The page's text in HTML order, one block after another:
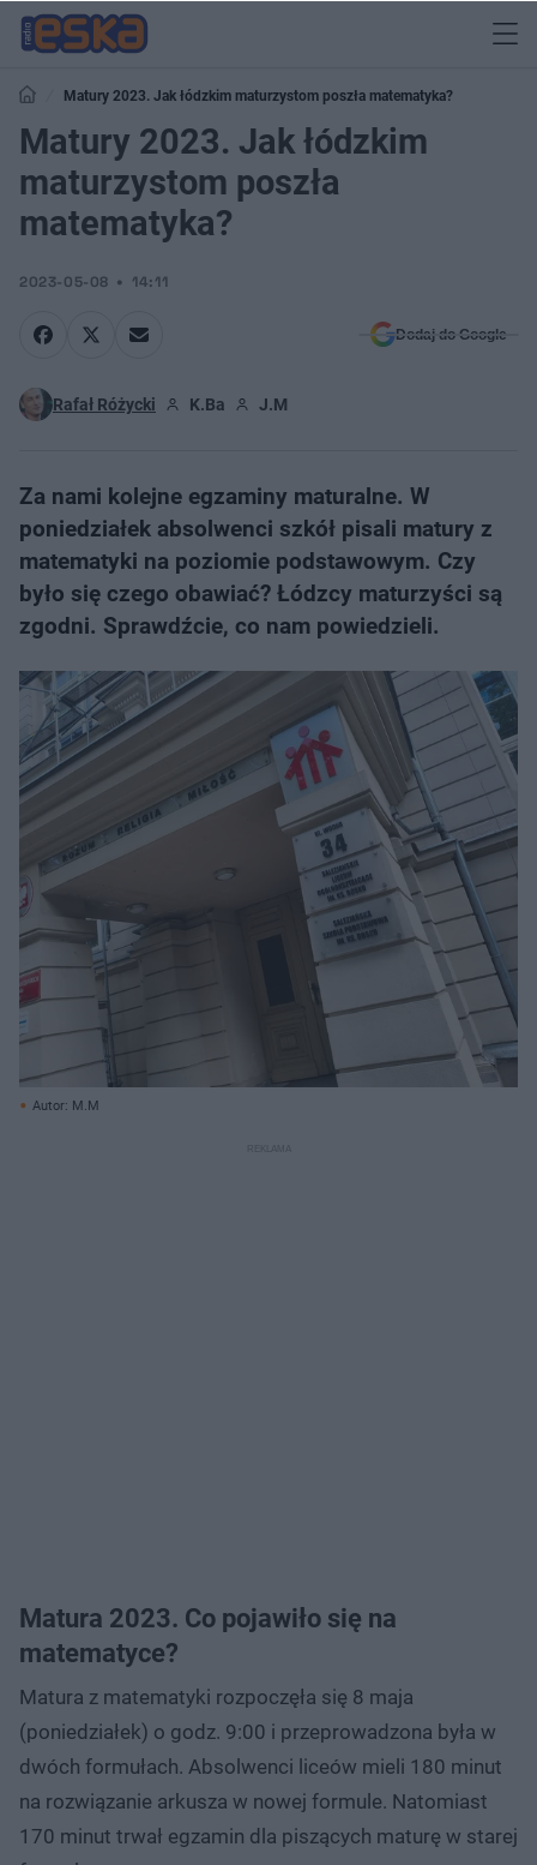
Matury 2023. Jak łódzkim maturzystom poszła matematyka?
Matury 2023. Jak łódzkim
maturzystom poszła
matematyka?
2023-05-08 14:11
Dodaj do Google
Rafał Różycki K.Ba J.M
Za nami kolejne egzaminy maturalne. W
poniedziałek absolwenci szkół pisali matury z
matematyki na poziomie podstawowym. Czy
było się czego obawiać? Łódzcy maturzyści są
zgodni. Sprawdźcie, co nam powiedzieli.
Autor: M.M
Matura 2023. Co pojawiło się na
matematyce?
Matura z matematyki rozpoczęła się 8 maja
(poniedziałek) o godz. 9:00 i przeprowadzona była w
dwóch formułach. Absolwenci liceów mieli 180 minut
na rozwiązanie arkusza w nowej formule. Natomiast
170 minut trwał egzamin dla piszących maturę w starej